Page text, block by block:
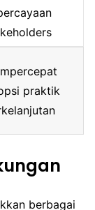
praktik
berbagai